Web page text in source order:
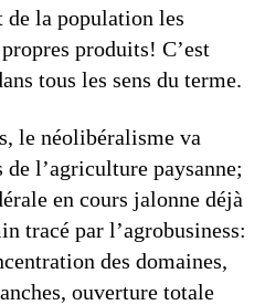
de la population les
produits! C’est
tous les sens du terme.
le néolibéralisme va
l’agriculture paysanne;
en cours jalonne déjà
tracé par l’agrobusiness:
des domaines,
ouverture totale